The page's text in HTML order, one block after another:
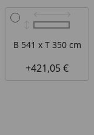
B 541 x T 350 cm
+421,05 €